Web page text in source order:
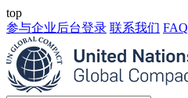
top
参与企业后台登录 联系我们 FAQ